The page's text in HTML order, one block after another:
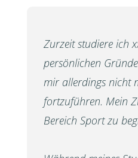
Zurzeit studiere ich
persönlichen
mir allerdings nicht
fortzuführen. Mein
Bereich Sport zu